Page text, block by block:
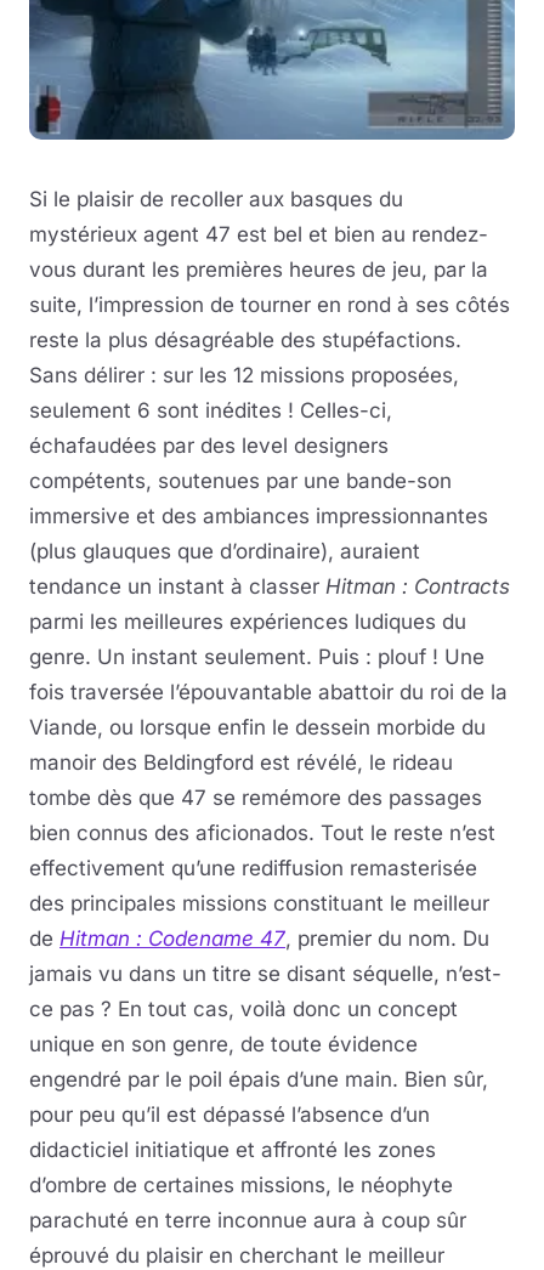
Si le plaisir de recoller aux basques du
mystérieux agent 47 est bel et bien au rendez-
vous durant les premières heures de jeu, par la
suite, l’impression de tourner en rond à ses côtés
reste la plus désagréable des stupéfactions.
Sans délirer : sur les 12 missions proposées,
seulement 6 sont inédites ! Celles-ci,
échafaudées par des level designers
compétents, soutenues par une bande-son
immersive et des ambiances impressionnantes
(plus glauques que d’ordinaire), auraient
tendance un instant à classer Hitman : Contracts
parmi les meilleures expériences ludiques du
genre. Un instant seulement. Puis : plouf ! Une
fois traversée l’épouvantable abattoir du roi de la
Viande, ou lorsque enfin le dessein morbide du
manoir des Beldingford est révélé, le rideau
tombe dès que 47 se remémore des passages
bien connus des aficionados. Tout le reste n’est
effectivement qu’une rediffusion remasterisée
des principales missions constituant le meilleur
de Hitman : Codename 47, premier du nom. Du
jamais vu dans un titre se disant séquelle, n’est-
ce pas ? En tout cas, voilà donc un concept
unique en son genre, de toute évidence
engendré par le poil épais d’une main. Bien sûr,
pour peu qu’il est dépassé l’absence d’un
didacticiel initiatique et affronté les zones
d’ombre de certaines missions, le néophyte
parachuté en terre inconnue aura à coup sûr
éprouvé du plaisir en cherchant le meilleur